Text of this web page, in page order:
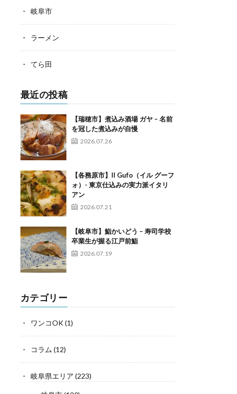
岐阜市
ラーメン
てら田
最近の投稿
【瑞穂市】煮込み酒場 ガヤ – 名前
を冠した煮込みが自慢
2026.07.26
【各務原市】Il Gufo（イル グーフ
ォ）- 東京仕込みの実力派イタリ
アン
2026.07.21
【岐阜市】鮨かいどう – 寿司学校
卒業生が握る江戸前鮨
2026.07.19
カテゴリー
ワンコOK(1)
コラム (12)
岐阜県エリア (223)